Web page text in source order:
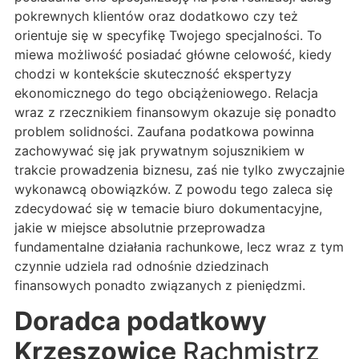
pokrewnych klientów oraz dodatkowo czy też
orientuje się w specyfikę Twojego specjalności. To
miewa możliwość posiadać główne celowość, kiedy
chodzi w kontekście skuteczność ekspertyzy
ekonomicznego do tego obciążeniowego. Relacja
wraz z rzecznikiem finansowym okazuje się ponadto
problem solidności. Zaufana podatkowa powinna
zachowywać się jak prywatnym sojusznikiem w
trakcie prowadzenia biznesu, zaś nie tylko zwyczajnie
wykonawcą obowiązków. Z powodu tego zaleca się
zdecydować się w temacie biuro dokumentacyjne,
jakie w miejsce absolutnie przeprowadza
fundamentalne działania rachunkowe, lecz wraz z tym
czynnie udziela rad odnośnie dziedzinach
finansowych ponadto związanych z pieniędzmi.
Doradca podatkowy
Krzeszowice Rachmistrz